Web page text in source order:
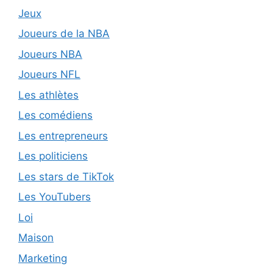
Jeux
Joueurs de la NBA
Joueurs NBA
Joueurs NFL
Les athlètes
Les comédiens
Les entrepreneurs
Les politiciens
Les stars de TikTok
Les YouTubers
Loi
Maison
Marketing